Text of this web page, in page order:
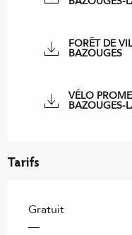
FORÊT DE
BAZOUGES
VÉLO
BAZOUGES-
Tarifs
Gratuit
—